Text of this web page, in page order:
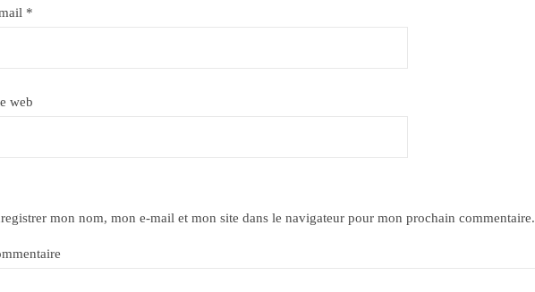
*
web
mon nom, mon e-mail et mon site dans le navigateur pour mon prochain commentaire.